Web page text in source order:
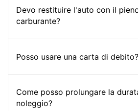
Devo restituire l'auto con il
carburante?
Posso usare una carta di debito?
Come posso prolungare la
noleggio?